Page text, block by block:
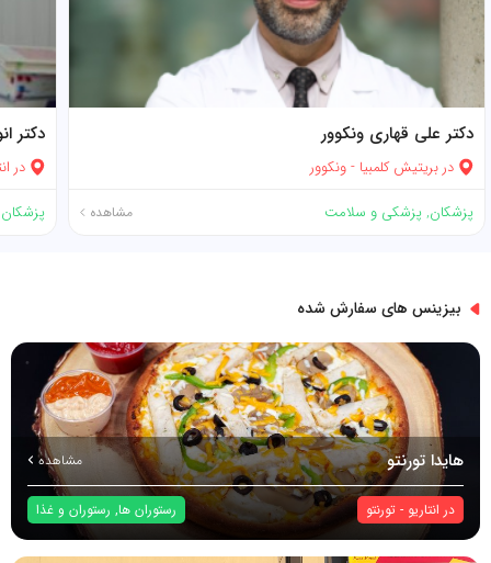
دکتر علی قهاری ونکوور
در بریتیش کلمبیا -ونکوور
پزشکان,پزشکی و سلامت مشاهده
دکتر
در
پزشکان
بیزینس های سفارش شده
هایدا تورنتو مشاهده
در انتاریو - تورنتو رستوران ها, رستوران و غذا